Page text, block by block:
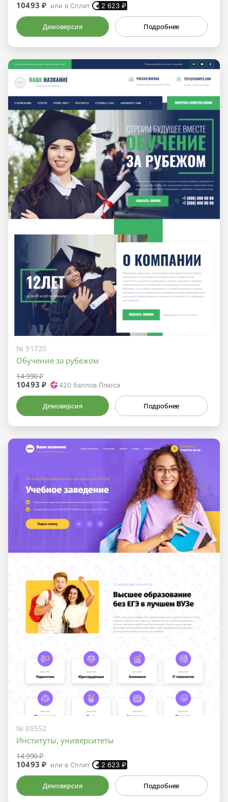
10493 ₽ или в Сплит 2 623 ₽
Демоверсия Подробнее
№ 91720
Обучение за рубежом
14 990 ₽
10493 ₽ 420 баллов Плюса
Демоверсия Подробнее
№ 88552
Институты, университеты
14 990 ₽
10493 ₽ или в Сплит 2 623 ₽
Демоверсия Подробнее